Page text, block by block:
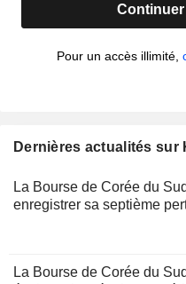
Continuer
Pour un accès illimité,
Dernières actualités sur
La Bourse de Corée du
enregistrer sa septième
La Bourse de Corée du